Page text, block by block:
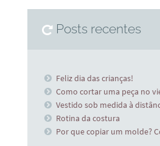
Posts recentes
Feliz dia das crianças!
Como cortar uma peça no
Vestido sob medida à
Rotina da costura
Por que copiar um molde?